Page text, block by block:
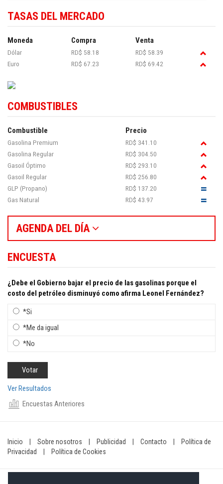
TASAS DEL MERCADO
Moneda Compra Venta
Dólar RD$ 58.18
RD$ 58.39
Euro
RD$ 67.23 RD$ 69.42
COMBUSTIBLES
Combustible Precio
Gasolina Premium
RD$ 341.10
Gasolina Regular
RD$ 304.50
Gasoil Óptimo
RD$ 293.10
Gasoil Regular
RD$ 256.80
GLP (Propano)
RD$ 137.20
Gas Natural
RD$ 43.97
AGENDA DEL DÍA
ENCUESTA
¿Debe el Gobierno bajar el precio de las gasolinas porque el
costo del petróleo disminuyó como afirma Leonel Fernández?
*Si
*Me da igual
*No
Ver Resultados
Encuestas Anteriores
Inicio Sobre nosotros Publicidad Contacto
Política de
Privacidad
Política de Cookies